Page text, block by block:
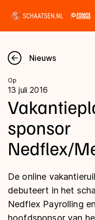
Nieuws
Kalender
Disciplines
Marathon
Inlineskaten
Uitslagen
Langebaan
Shorttrack
Marathon
Tijden &
Ranglijsten Langebaan
Nieuws
Op
13 juli 2016
sponsor
Nedflex/
De online
debuteert in het
Nedflex Payrolling
hoofdsponsor van